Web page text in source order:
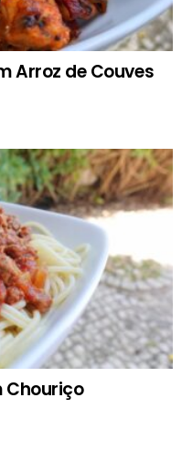
Arroz de Couves
Chouriço